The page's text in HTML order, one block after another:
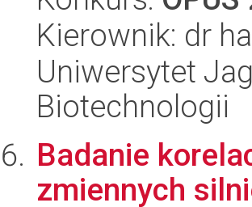
Kierownik: dr
Uniwersytet
Biotechnologii
Badanie
zmiennych